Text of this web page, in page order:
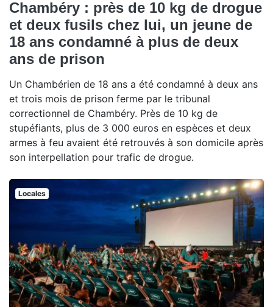
Chambéry : près de 10 kg de drogue
et deux fusils chez lui, un jeune de
18 ans condamné à plus de deux
ans de prison
Un Chambérien de 18 ans a été condamné à deux ans
et trois mois de prison ferme par le tribunal
correctionnel de Chambéry. Près de 10 kg de
stupéfiants, plus de 3 000 euros en espèces et deux
armes à feu avaient été retrouvés à son domicile après
son interpellation pour trafic de drogue.
Locales